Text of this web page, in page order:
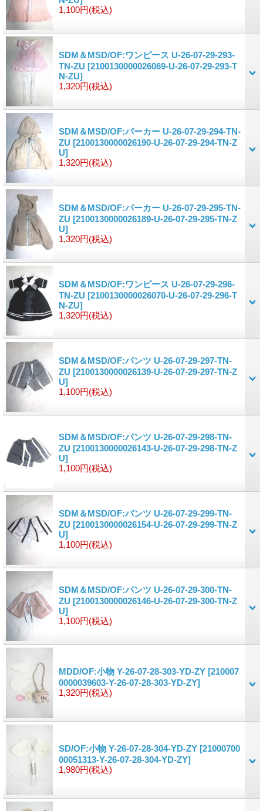
1,100円(税込)
SDM＆MSD/OF:ワンピース U-26-07-29-293-
TN-ZU [2100130000026069-U-26-07-29-293-T
N-ZU]
1,320円(税込)
SDM＆MSD/OF:パーカー U-26-07-29-294-TN-
ZU [2100130000026190-U-26-07-29-294-TN-Z
U]
1,320円(税込)
SDM＆MSD/OF:パーカー U-26-07-29-295-TN-
ZU [2100130000026189-U-26-07-29-295-TN-Z
U]
1,320円(税込)
SDM＆MSD/OF:ワンピース U-26-07-29-296-
TN-ZU [2100130000026070-U-26-07-29-296-T
N-ZU]
1,320円(税込)
SDM＆MSD/OF:パンツ U-26-07-29-297-TN-
ZU [2100130000026139-U-26-07-29-297-TN-Z
U]
1,100円(税込)
SDM＆MSD/OF:パンツ U-26-07-29-298-TN-
ZU [2100130000026143-U-26-07-29-298-TN-Z
U]
1,100円(税込)
SDM＆MSD/OF:パンツ U-26-07-29-299-TN-
ZU [2100130000026154-U-26-07-29-299-TN-Z
U]
1,100円(税込)
SDM＆MSD/OF:パンツ U-26-07-29-300-TN-
ZU [2100130000026146-U-26-07-29-300-TN-Z
U]
1,100円(税込)
MDD/OF:小物 Y-26-07-28-303-YD-ZY [210007
0000039603-Y-26-07-28-303-YD-ZY]
1,320円(税込)
SD/OF:小物 Y-26-07-28-304-YD-ZY [21000700
00051313-Y-26-07-28-304-YD-ZY]
1,980円(税込)